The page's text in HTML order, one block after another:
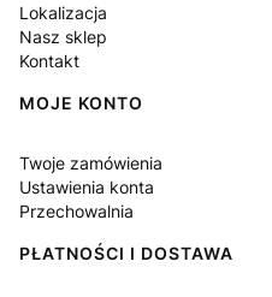
Lokalizacja
Nasz sklep
Kontakt
MOJE KONTO
Twoje zamówienia
Ustawienia konta
Przechowalnia
PŁATNOŚCI I DOSTAWA